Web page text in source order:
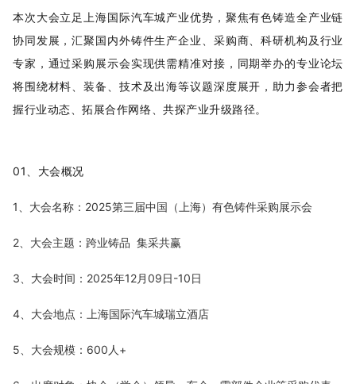
本次大会立足上海国际汽车城产业优势，聚焦有色铸造全产业链
协同发展，汇聚国内外铸件生产企业、采购商、科研机构及行业
专家，通过采购展示会实现供需精准对接，同期举办的专业论坛
将围绕材料、装备、技术及出海等议题深度展开，助力参会者把
握行业动态、拓展合作网络、共探产业升级路径。
01、大会概况
1、大会名称：2025第三届中国（上海）有色铸件采购展示会
2、大会主题：跨业铸品 集采共赢
3、大会时间：2025年12月09日-10日
4、大会地点：上海国际汽车城瑞立酒店
5、大会规模：600人+